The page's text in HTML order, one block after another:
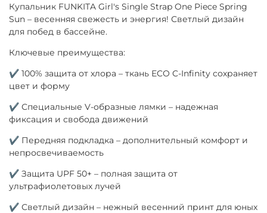
Купальник FUNKITA Girl's Single Strap One Piece Spring
Sun – весенняя свежесть и энергия! Светлый дизайн
для побед в бассейне.
Ключевые преимущества:
✔ 100% защита от хлора – ткань ECO C-Infinity сохраняет
цвет и форму
✔ Специальные V-образные лямки – надежная
фиксация и свобода движений
✔ Передняя подкладка – дополнительный комфорт и
непросвечиваемость
✔ Защита UPF 50+ – полная защита от
ультрафиолетовых лучей
✔ Светлый дизайн – нежный весенний принт для юных